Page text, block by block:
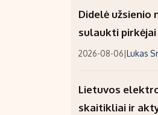
Didelė užsienio
sulaukti
2026-08-06|Lukas
Lietuvos
skaitikliai ir